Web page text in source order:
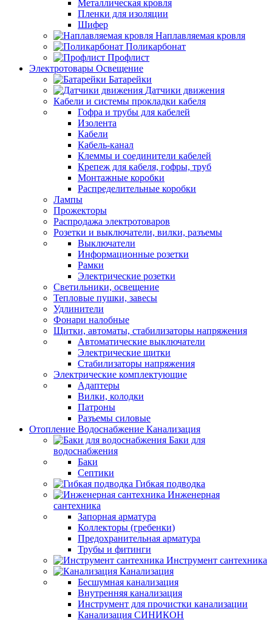
Металлическая кровля
Пленки для изоляции
Шифер
Наплавляемая кровля
Поликарбонат
Профлист
Электротовары Освещение
Батарейки
Датчики движения
Кабели и системы прокладки кабеля
Гофра и трубы для кабелей
Изолента
Кабели
Кабель-канал
Клеммы и соединители кабелей
Крепеж для кабеля, гофры, труб
Монтажные коробки
Распределительные коробки
Лампы
Прожекторы
Распродажа электротоваров
Розетки и выключатели, вилки, разъемы
Выключатели
Информационные розетки
Рамки
Электрические розетки
Светильники, освещение
Тепловые пушки, завесы
Удлинители
Фонари налобные
Щитки, автоматы, стабилизаторы напряжения
Автоматические выключатели
Электрические щитки
Стабилизаторы напряжения
Электрические комплектующие
Адаптеры
Вилки, колодки
Патроны
Разъемы силовые
Отопление Водоснабжение Канализация
Баки для
водоснабжения
Баки
Септики
Гибкая подводка
Инженерная
сантехника
Запорная арматура
Коллекторы (гребенки)
Предохранительная арматура
Трубы и фитинги
Инструмент сантехника
Канализация
Бесшумная канализация
Внутренняя канализация
Инструмент для прочистки канализации
Канализация СИНИКОН